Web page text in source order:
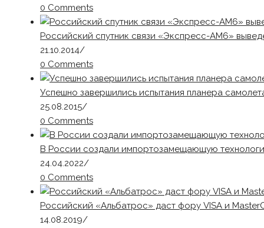
0 Comments
Российский спутник связи «Экспресс-АМ6»
21.10.2014/
0 Comments
Успешно завершились испытания планера
25.08.2015/
0 Comments
В России создали импортозамещающую
24.04.2022/
0 Comments
Российский «Альбатрос» даст фору VISA и
14.08.2019/